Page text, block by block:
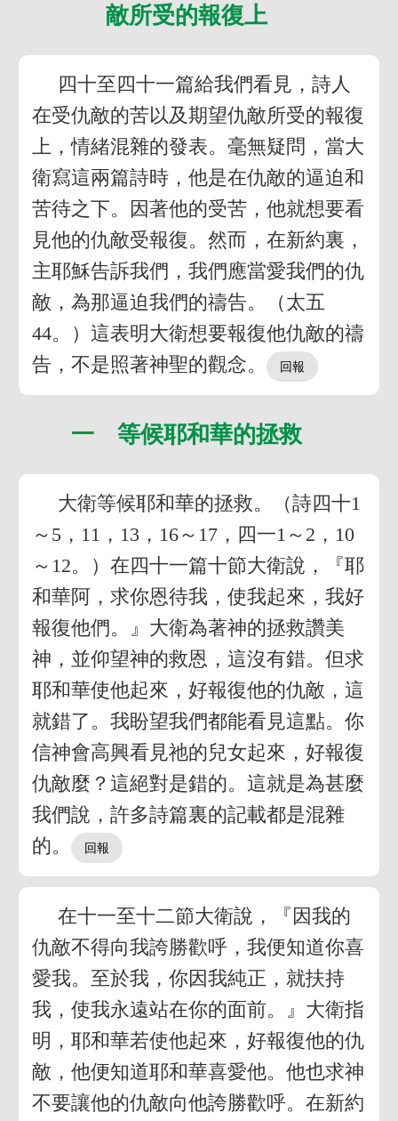
敵所受的報復上
四十至四十一篇給我們看見，詩人
在受仇敵的苦以及期望仇敵所受的報復
上，情緒混雜的發表。毫無疑問，當大
衛寫這兩篇詩時，他是在仇敵的逼迫和
苦待之下。因著他的受苦，他就想要看
見他的仇敵受報復。然而，在新約裏，
主耶穌告訴我們，我們應當愛我們的仇
敵，為那逼迫我們的禱告。（太五
44。）這表明大衛想要報復他仇敵的禱
告，不是照著神聖的觀念。
一 等候耶和華的拯救
大衛等候耶和華的拯救。（詩四十1
～5，11，13，16～17，四一1～2，10
～12。）在四十一篇十節大衛說，『耶
和華阿，求你恩待我，使我起來，我好
報復他們。』大衛為著神的拯救讚美
神，並仰望神的救恩，這沒有錯。但求
耶和華使他起來，好報復他的仇敵，這
就錯了。我盼望我們都能看見這點。你
信神會高興看見祂的兒女起來，好報復
仇敵麼？這絕對是錯的。這就是為甚麼
我們說，許多詩篇裏的記載都是混雜
的。
在十一至十二節大衛說，『因我的
仇敵不得向我誇勝歡呼，我便知道你喜
愛我。至於我，你因我純正，就扶持
我，使我永遠站在你的面前。』大衛指
明，耶和華若使他起來，好報復他的仇
敵，他便知道耶和華喜愛他。他也求神
不要讓他的仇敵向他誇勝歡呼。在新約